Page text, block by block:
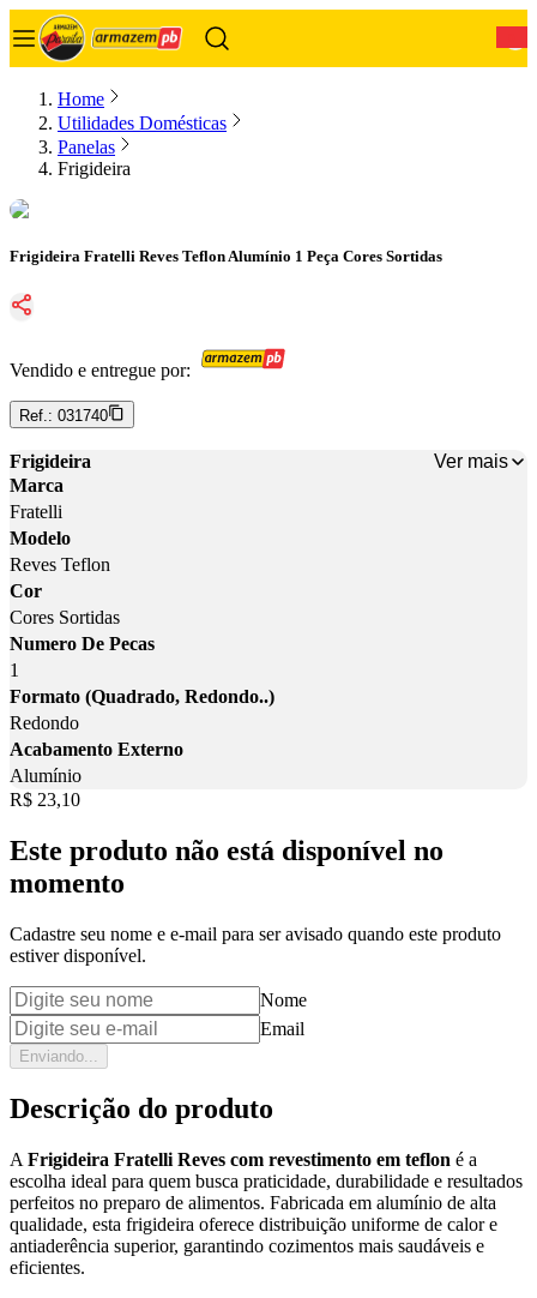
Home
Utilidades Domésticas
Panelas
Frigideira
Frigideira Fratelli Reves Teflon Alumínio 1 Peça Cores Sortidas
Vendido e entregue por:
Ref.: 031740
Frigideira
Ver mais
Marca
Fratelli
Modelo
Reves Teflon
Cor
Cores Sortidas
Numero De Pecas
1
Formato (Quadrado, Redondo..)
Redondo
Acabamento Externo
Alumínio
Price:
R$ 23,10
Este produto não está disponível no
momento
Cadastre seu nome e e-mail para ser avisado quando este produto
estiver disponível.
Nome
Email
Enviando...
Descrição do produto
A Frigideira Fratelli Reves com revestimento em teflon é a
escolha ideal para quem busca praticidade, durabilidade e resultados
perfeitos no preparo de alimentos. Fabricada em alumínio de alta
qualidade, esta frigideira oferece distribuição uniforme de calor e
antiaderência superior, garantindo cozimentos mais saudáveis e
eficientes.